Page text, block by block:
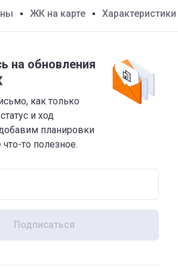
ЖК на карте Характеристики
на обновления
как только
и ход
планировки
то полезное.
Подписаться